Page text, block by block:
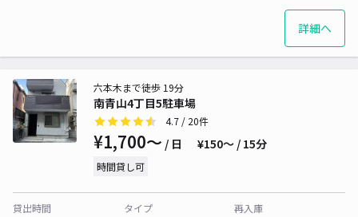
詳細へ
南青山4丁目5駐車場
六本木まで徒歩 19分
4.7 / 20件
¥1,700〜 / 日 ¥150〜 / 15分
時間貸し可
貸出時間
タイプ
再入庫